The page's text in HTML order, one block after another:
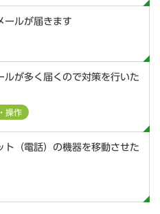
ールが届きます
ルが多く届くので対策を行いた
操作
ト（電話）の機器を移動させた